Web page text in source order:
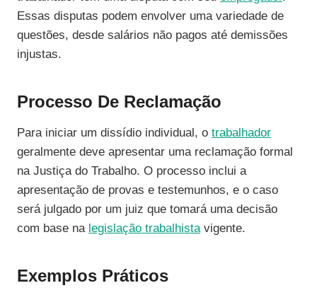
Essas disputas podem envolver uma variedade de
questões, desde salários não pagos até demissões
injustas.
Processo De Reclamação
Para iniciar um dissídio individual, o trabalhador
geralmente deve apresentar uma reclamação formal
na Justiça do Trabalho. O processo inclui a
apresentação de provas e testemunhos, e o caso
será julgado por um juiz que tomará uma decisão
com base na legislação trabalhistavigente.
Exemplos Práticos